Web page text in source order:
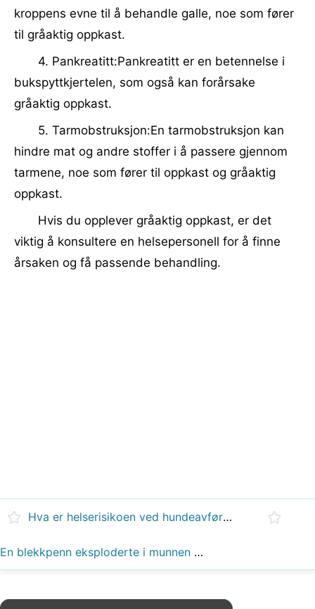
kroppens evne til å behandle galle, noe som fører
til gråaktig oppkast.
4. Pankreatitt:Pankreatitt er en betennelse i
bukspyttkjertelen, som også kan forårsake
gråaktig oppkast.
5. Tarmobstruksjon:En tarmobstruksjon kan
hindre mat og andre stoffer i å passere gjennom
tarmene, noe som fører til oppkast og gråaktig
oppkast.
Hvis du opplever gråaktig oppkast, er det
viktig å konsultere en helsepersonell for å finne
årsaken og få passende behandling.
Hva er helserisikoen ved hundeavføring?
En blekkpenn eksploderte i munnen din og du fikk i deg litt og så at den avføring?